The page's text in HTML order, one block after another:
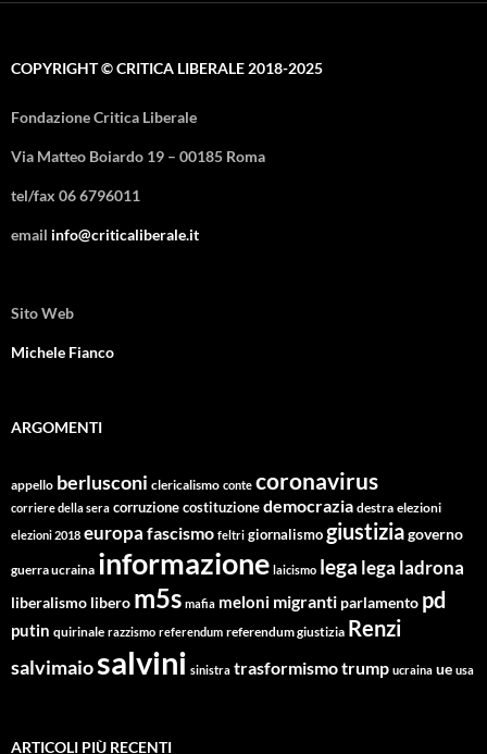
COPYRIGHT © CRITICA LIBERALE 2018-2025
Fondazione Critica Liberale
Via Matteo Boiardo 19 – 00185 Roma
tel/fax 06 6796011
email info@criticaliberale.it
Sito Web
Michele Fianco
ARGOMENTI
appello berlusconi clericalismo conte coronavirus
corriere della sera corruzionecostituzionedemocrazia destra elezioni
elezioni 2018 europa fascismo feltri giornalismogiustiziagoverno
guerra ucraina informazione laicismo lega lega ladrona
liberalismo libero m5s mafia meloni migranti parlamento pd
putin quirinale razzismo referendum referendum giustizia Renzi
salvimaiosalvini sinistra trasformismotrump ucraina ue usa
ARTICOLI PIÙ RECENTI